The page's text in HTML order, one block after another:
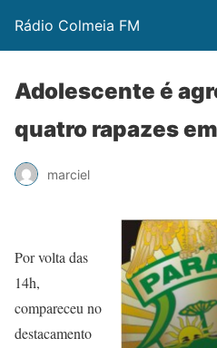
Rádio Colmeia FM
Adolescente é
quatro rapazes
marciel
Por volta das
14h,
compareceu no
destacamento